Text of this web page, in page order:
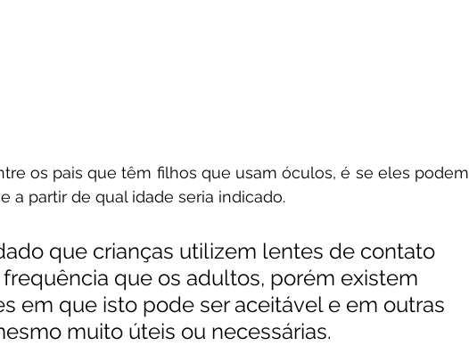
os pais que têm filhos que usam óculos, é se eles podem
a partir de qual idade seria indicado.
que crianças utilizem lentes de contato
que os adultos, porém existem
em que isto pode ser aceitável e em outras
muito úteis ou necessárias.